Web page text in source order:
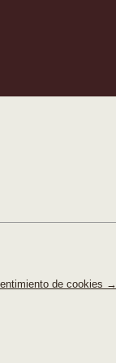
de cookies →